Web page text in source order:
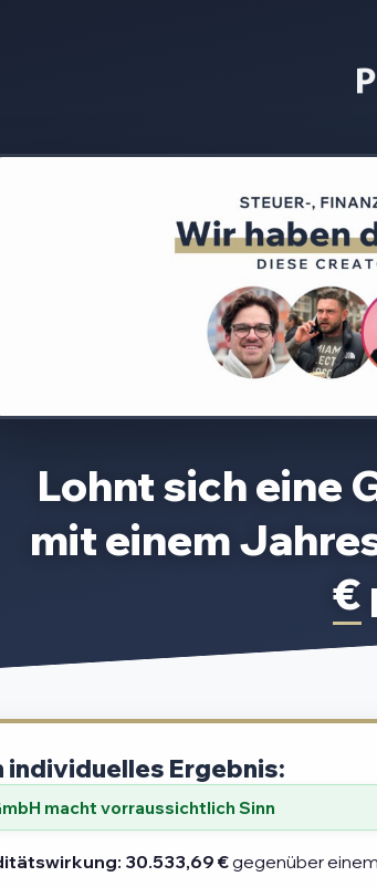
Lohnt sich eine
mit einem
€
individuelles Ergebnis:
macht vorraussichtlich Sinn
30.533,69 €gegenüber